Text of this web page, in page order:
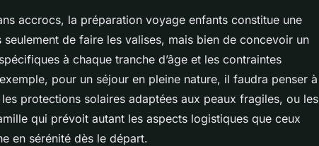
accrocs, la préparation voyage enfants constitue une
seulement de faire les valises, mais bien de concevoir un
à chaque tranche d’âge et les contraintes
pour un séjour en pleine nature, il faudra penser à
protections solaires adaptées aux peaux fragiles, ou les
qui prévoit autant les aspects logistiques que ceux
en sérénité dès le départ.